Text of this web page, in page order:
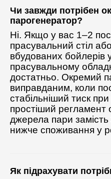
Чи завжди потрібен
парогенератор?
Ні. Якщо у вас 1–2
прасувальний стіл
вбудованих бойлерів
прасувальному
достатньо. Окремий
виправданим, коли
стабільніший тиск
простіший регламент
джерела пари
нижче споживання у
Як підрахувати